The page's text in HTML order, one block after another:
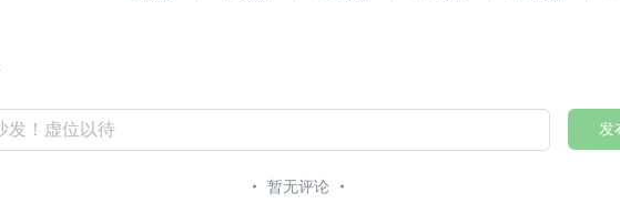
发
暂无评论